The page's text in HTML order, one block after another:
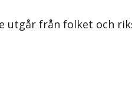
utgår från folket och